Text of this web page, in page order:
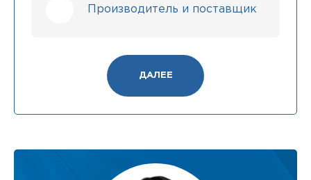
Производитель и поставщик
ДАЛЕЕ